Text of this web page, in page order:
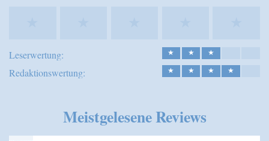
Leserwertung: ★ ★ ★
Redaktionswertung: ★ ★ ★ ★
Meistgelesene Reviews